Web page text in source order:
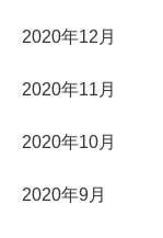
2020年12月
2020年11月
2020年10月
2020年9月